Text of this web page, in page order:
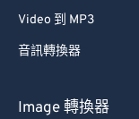
Video 到 MP3
音訊轉換器
Image 轉換器